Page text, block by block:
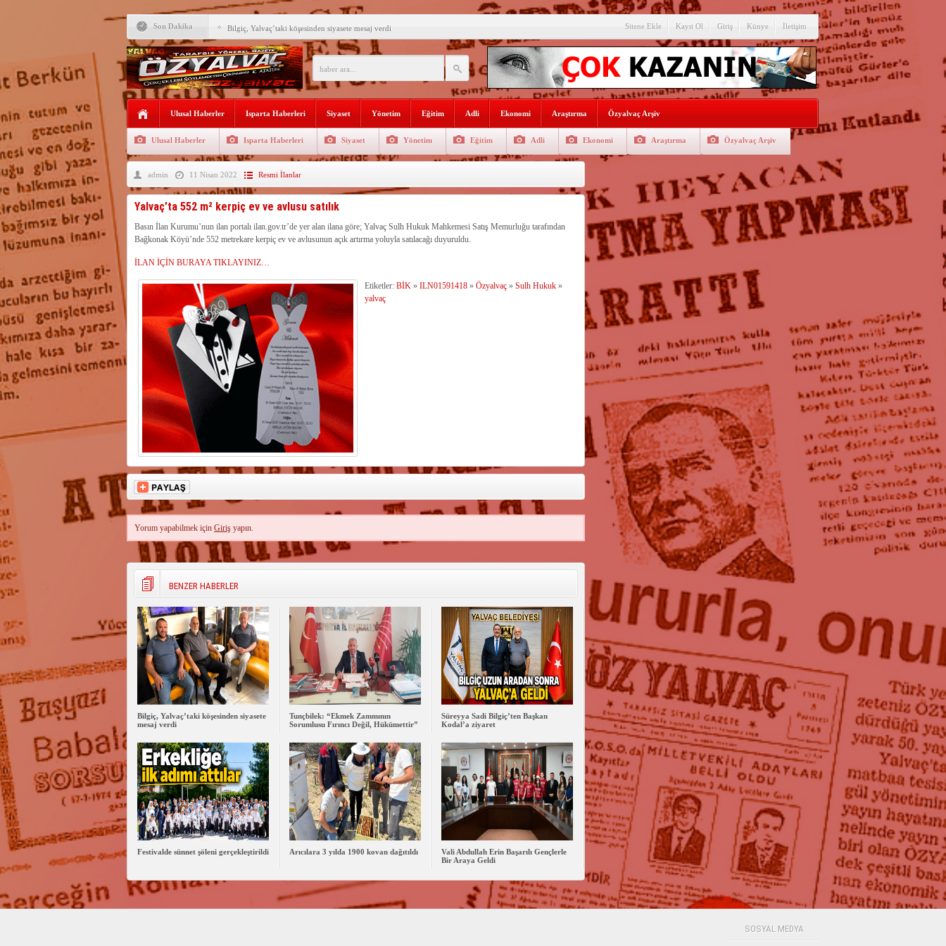
Son Dakika Bilgiç, Yalvaç’taki köşesinden siyasete mesaj verdi
Tunçbilek: “Ekmek Zammının Sorumlusu Fırıncı Değil,
Hükümettir”
Süreyya Sadi Bilgiç’ten Başkan Kodal’a ziyaret
Festivalde sünnet şöleni gerçekleştirildi
Arıcılara 3 yılda 1900 kovan dağıtıldı
Yalvaç’ta ekmek 20 TL oluyor
62 BİN ÖĞRENCİNİN YAŞADIĞI KENTTE
MEMNUNİYET GERİLEDİ
Isparta dahil 52 ilde suç örgütlerini öven paylaşımlara 216
gözaltı
zamankinden daha kritik…
Sitene Ekle Kayıt Ol Giriş Künye İletişim
Ulusal Haberler Isparta Haberleri Siyaset Yönetim Eğitim Adli Ekonomi Araştırma Özyalvaç Arşiv
Ulusal Haberler Isparta Haberleri Siyaset Yönetim Eğitim Adli Ekonomi Araştırma Özyalvaç Arşiv
admin 11 Nisan 2022 Resmi İlanlar
Yalvaç’ta 552 m² kerpiç ev ve avlusu satılık
Basın İlan Kurumu’nun ilan portalı ilan.gov.tr’de yer alan ilana göre; Yalvaç Sulh Hukuk Mahkemesi Satış Memurluğu tarafından
Bağkonak Köyü’nde 552 metrekare kerpiç ev ve avlusunun açık artırma yoluyla satılacağı duyuruldu.
İLAN İÇİN BURAYA TIKLAYINIZ…
Etiketler: BİK» ILN01591418» Özyalvaç» Sulh Hukuk»
yalvaç
Yorum yapabilmek içinGiriş yapın.
BENZER HABERLER
Bilgiç, Yalvaç’taki köşesinden siyasete
mesaj verdi
Tunçbilek: “Ekmek Zammının
Sorumlusu Fırıncı Değil, Hükümettir”
Süreyya Sadi Bilgiç’ten Başkan
Kodal’a ziyaret
Festivalde sünnet şöleni gerçekleştirildi Arıcılara 3 yılda 1900 kovan dağıtıldı
Vali Abdullah Erin Başarılı Gençlerle
Bir Araya Geldi
SOSYAL MEDYA